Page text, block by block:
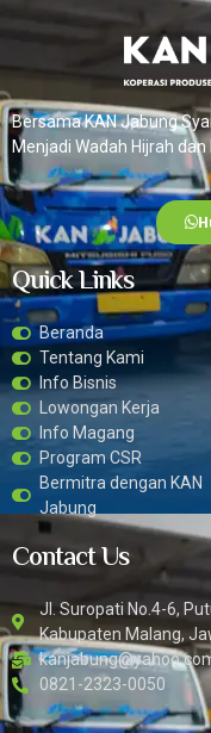
Bersama KAN Jabung
Menjadi Wadah Hijrah
Quick Links
Beranda
Tentang Kami
Info Bisnis
Lowongan Kerja
Info Magang
Program CSR
Bermitra dengan KAN
Jabung
Contact Us
Jl. Suropati No.4-6,
Kabupaten Malang,
0821-2323-0050